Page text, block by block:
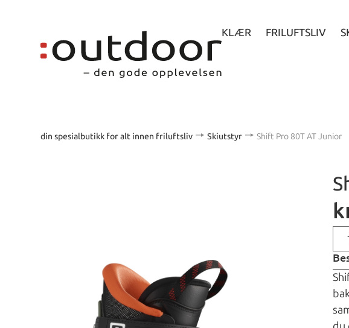
KLÆR FRILUFTSLIV
din spesialbutikk for alt innen friluftsliv Skiutstyr Shift Pro 80T AT Junior